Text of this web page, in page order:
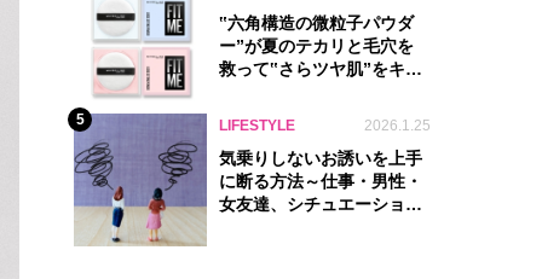
‟六角構造の微粒子パウダ
ー”が夏のテカリと毛穴を
救って‟さらツヤ肌”をキー
5 LIFESTYLE 2026.1.25
気乗りしないお誘いを上手
に断る方法～仕事・男性・
女友達、シチュエーション